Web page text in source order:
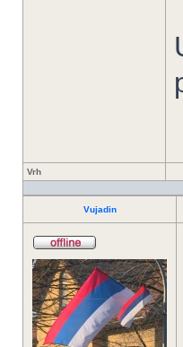
Vrh
Vujadin